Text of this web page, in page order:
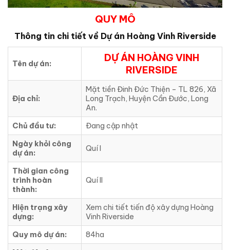
QUY MÔ
Thông tin chi tiết về Dự án Hoàng Vinh Riverside
Tên dự án:
DỰ ÁN HOÀNG VINH
RIVERSIDE
Địa chỉ:
Mặt tiền Đinh Đức Thiện – TL 826, Xã
Long Trạch, Huyện Cần Đước, Long
An.
Chủ đầu tư:
Đang cập nhật
Ngày khỏi công
dự án:
Quí I
Thời gian công
trình hoàn
thành:
Quí II
Hiện trạng xây
dựng:
Xem chi tiết tiến độ xây dựng Hoàng
Vinh Riverside
Quy mô dự án:
84ha